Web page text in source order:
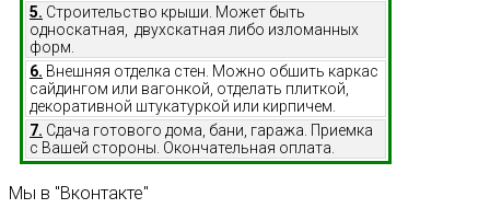
5. Строительство крыши. Может быть
односкатная, двухскатная либо изломанных
форм.
6. Внешняя отделка стен. Можно обшить каркас
сайдингом или вагонкой, отделать плиткой,
декоративной штукатуркой или кирпичем.
7. Сдача готового дома, бани, гаража. Приемка
с Вашей стороны. Окончательная оплата.
Мы в "Вконтакте"